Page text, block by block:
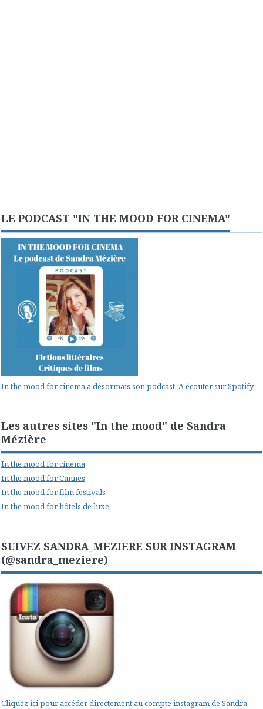
LE PODCAST "IN THE MOOD FOR CINEMA"
In the mood for cinema a désormais son podcast. A écouter sur Spotify.
Les autres sites "In the mood" de Sandra
Mézière
In the mood for cinema
In the mood for Cannes
In the mood for film festivals
In the mood for hôtels de luxe
SUIVEZ SANDRA_MEZIERE SUR INSTAGRAM
(@sandra_meziere)
Cliquez ici pour accéder directement au compte instagram de Sandra